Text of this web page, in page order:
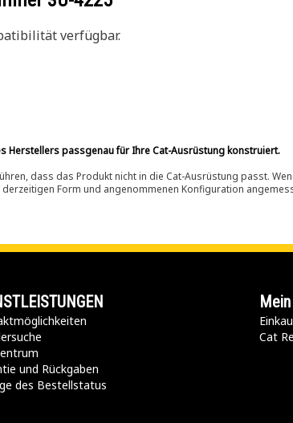
verfügbar.
Herstellers passgenau für Ihre Cat-Ausrüstung konstruiert.
dass das Produkt nicht in die Cat-Ausrüstung passt.
Form und angenommenen Konfiguration
und Rückgaben
des Bestellstatus
Cat